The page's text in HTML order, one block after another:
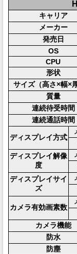
キャリア
メーカー
発売日
OS
CPU
形状
サイズ（高さ×幅×
質量
連続待受時間
連続通話時間
ディスプレイ方式
ディスプレイ解像
度
ディスプレイサイ
ズ
カメラ有効画素数
カメラ機能
防水
防塵